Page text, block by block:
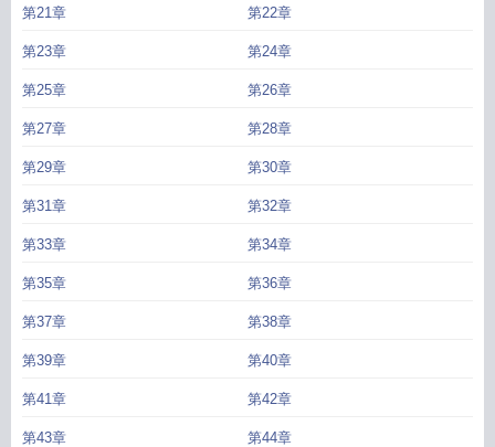
第21章 第22章
第23章 第24章
第25章 第26章
第27章 第28章
第29章 第30章
第31章 第32章
第33章 第34章
第35章 第36章
第37章 第38章
第39章 第40章
第41章 第42章
第43章 第44章